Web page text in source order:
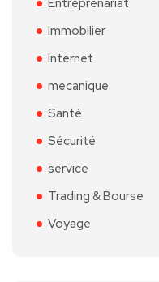
Entreprenariat
Immobilier
Internet
mecanique
Santé
Sécurité
service
Trading & Bourse
Voyage